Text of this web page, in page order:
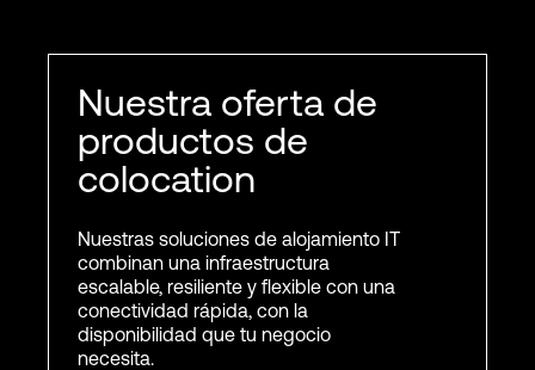
Nuestra oferta de
productos de
colocation
Nuestras soluciones de alojamiento IT
combinan una infraestructura
escalable, resiliente y flexible con una
conectividad rápida, con la
disponibilidad que tu negocio
necesita.